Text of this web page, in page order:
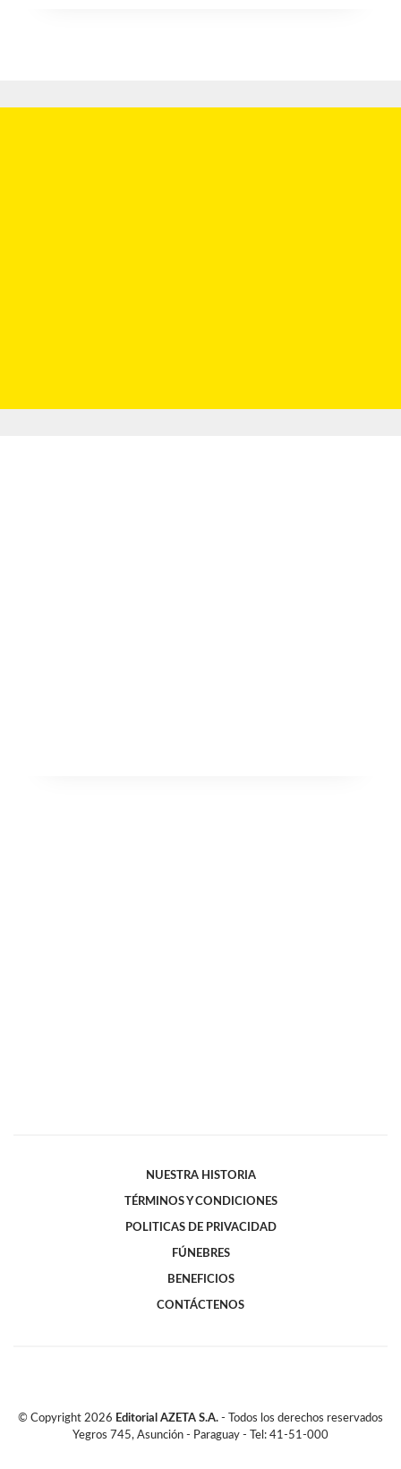
NUESTRA HISTORIA
TÉRMINOS Y CONDICIONES
POLITICAS DE PRIVACIDAD
FÚNEBRES
BENEFICIOS
CONTÁCTENOS
© Copyright 2026 Editorial AZETA S.A. - Todos los derechos reservados
Yegros 745, Asunción - Paraguay - Tel: 41-51-000